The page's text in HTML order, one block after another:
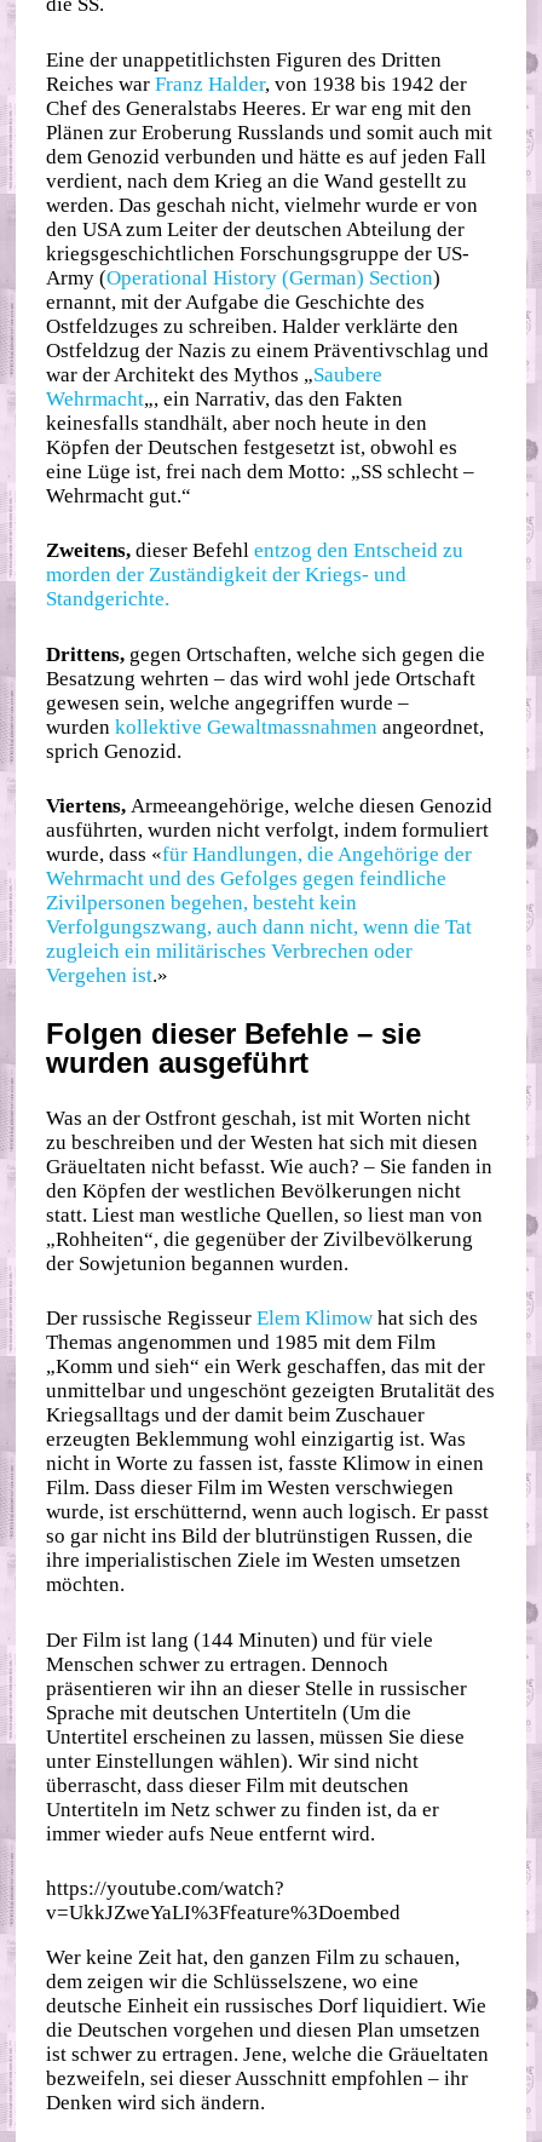
Eine der unappetitlichsten Figuren des Dritten
Reiches warFranz Halder, von 1938 bis 1942 der
Chef des Generalstabs Heeres. Er war eng mit den
Plänen zur Eroberung Russlands und somit auch mit
dem Genozid verbunden und hätte es auf jeden Fall
verdient, nach dem Krieg an die Wand gestellt zu
werden. Das geschah nicht, vielmehr wurde er von
den USA zum Leiter der deutschen Abteilung der
kriegsgeschichtlichen Forschungsgruppe der US-
Army (Operational History (German) Section)
ernannt, mit der Aufgabe die Geschichte des
Ostfeldzuges zu schreiben. Halder verklärte den
Ostfeldzug der Nazis zu einem Präventivschlag und
war der Architekt des Mythos „Saubere
Wehrmacht„, ein Narrativ, das den Fakten
keinesfalls standhält, aber noch heute in den
Köpfen der Deutschen festgesetzt ist, obwohl es
eine Lüge ist, frei nach dem Motto: „SS schlecht –
Wehrmacht gut.“
Zweitens, dieser Befehlentzog den Entscheid zu
morden der Zuständigkeit der Kriegs- und
Standgerichte.
Drittens, gegen Ortschaften, welche sich gegen die
Besatzung wehrten – das wird wohl jede Ortschaft
gewesen sein, welche angegriffen wurde –
wurdenkollektive Gewaltmassnahmen angeordnet,
sprich Genozid.
Viertens, Armeeangehörige, welche diesen Genozid
ausführten, wurden nicht verfolgt, indem formuliert
wurde, dass «für Handlungen, die Angehörige der
Wehrmacht und des Gefolges gegen feindliche
Zivilpersonen begehen, besteht kein
Verfolgungszwang, auch dann nicht, wenn die Tat
zugleich ein militärisches Verbrechen oder
Vergehen ist.»
Folgen dieser Befehle – sie
wurden ausgeführt
Was an der Ostfront geschah, ist mit Worten nicht
zu beschreiben und der Westen hat sich mit diesen
Gräueltaten nicht befasst. Wie auch? – Sie fanden in
den Köpfen der westlichen Bevölkerungen nicht
statt. Liest man westliche Quellen, so liest man von
„Rohheiten“, die gegenüber der Zivilbevölkerung
der Sowjetunion begannen wurden.
Der russische RegisseurElem Klimow hat sich des
Themas angenommen und 1985 mit dem Film
„Komm und sieh“ ein Werk geschaffen, das mit der
unmittelbar und ungeschönt gezeigten Brutalität des
Kriegsalltags und der damit beim Zuschauer
erzeugten Beklemmung wohl einzigartig ist. Was
nicht in Worte zu fassen ist, fasste Klimow in einen
Film. Dass dieser Film im Westen verschwiegen
wurde, ist erschütternd, wenn auch logisch. Er passt
so gar nicht ins Bild der blutrünstigen Russen, die
ihre imperialistischen Ziele im Westen umsetzen
möchten.
Der Film ist lang (144 Minuten) und für viele
Menschen schwer zu ertragen. Dennoch
präsentieren wir ihn an dieser Stelle in russischer
Sprache mit deutschen Untertiteln (Um die
Untertitel erscheinen zu lassen, müssen Sie diese
unter Einstellungen wählen). Wir sind nicht
überrascht, dass dieser Film mit deutschen
Untertiteln im Netz schwer zu finden ist, da er
immer wieder aufs Neue entfernt wird.
https://youtube.com/watch?
v=UkkJZweYaLI%3Ffeature%3Doembed
Wer keine Zeit hat, den ganzen Film zu schauen,
dem zeigen wir die Schlüsselszene, wo eine
deutsche Einheit ein russisches Dorf liquidiert. Wie
die Deutschen vorgehen und diesen Plan umsetzen
ist schwer zu ertragen. Jene, welche die Gräueltaten
bezweifeln, sei dieser Ausschnitt empfohlen – ihr
Denken wird sich ändern.